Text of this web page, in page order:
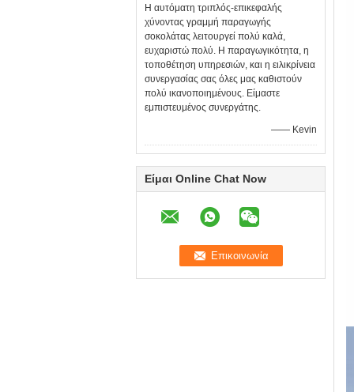
Η αυτόματη τριπλός-επικεφαλής
χύνοντας γραμμή παραγωγής
σοκολάτας λειτουργεί πολύ καλά,
ευχαριστώ πολύ. Η παραγωγικότητα, η
τοποθέτηση υπηρεσιών, και η ειλικρίνεια
συνεργασίας σας όλες μας καθιστούν
πολύ ικανοποιημένους. Είμαστε
εμπιστευμένος συνεργάτης.
—— Kevin
Είμαι Online Chat Now